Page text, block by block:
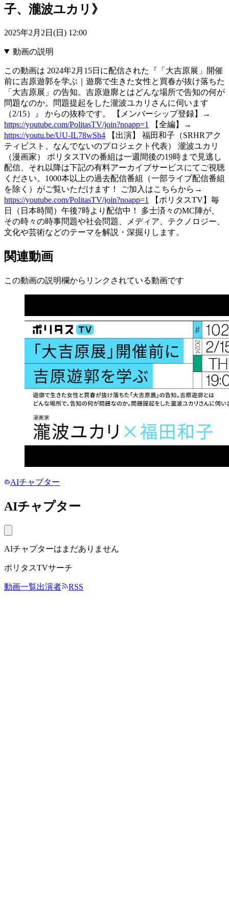
子、瀧波ユカリ》
2025年2月2日(日) 12:00
動画の説明
この動画は 2024年2月15日に配信された『「大吉原展」開催
前に吉原遊郭を学ぶ｜遊廓で生きた女性と買春が抜け落ちた
「大吉原展」の告知。吉原遊廓とはどんな場所で告知の何が
問題なのか。問題提起をした瀧波ユカリさんに伺います
（2/15）』 からの抜粋です。 【メンバーシップ登録】→
https://youtube.com/PolitasTV/join?noapp=1
【全編】→
https://youtu.be/UU-IL78wSh4 【出演】 福田和子（SRHRアク
ティビスト、なんでないのプロジェクト代表） 瀧波ユカリ
（漫画家） ポリタスTVの番組は一週間後の19時まで見逃し
配信、それ以降は下記の有料アーカイブサービスにてご視聴
ください。1000本以上の過去配信番組（一部ライブ配信番組
を除く）がご覧いただけます！ ご加入はこちらから→
https://youtube.com/PolitasTV/join?noapp=1
【ポリタスTV】毎
日（日本時間）午後7時より配信中！ 多士済々のMC陣が、
その時々の時事問題や社会問題、メディア、テクノロジー、
文化や芸術などのテーマを解説・深掘りします。
関連動画
この動画の説明欄からリンクされている動画です
AIチャプター
AIチャプター
AIチャプターはまだありません
ポリタスTVサーチ
動画一覧出演者 RSS